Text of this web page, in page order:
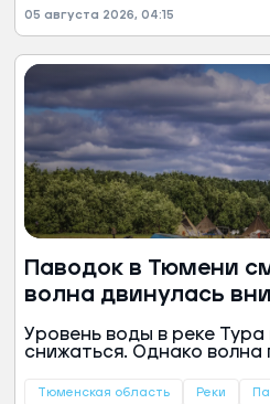
05 августа 2026, 04:15
Паводок в Тюмени
волна двинулась
Уровень воды в реке
снижаться. Однако
напряженную обстановку
Тюменская область Реки